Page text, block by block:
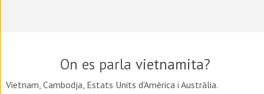
On es parla vietnamita?
Vietnam, Cambodja, Estats Units d'Amèrica i Austràlia.